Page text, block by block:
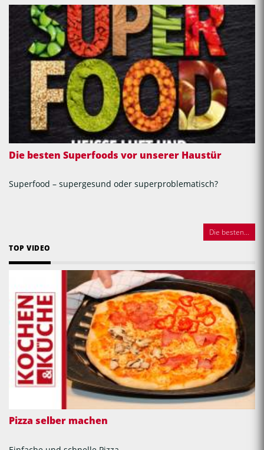
Die besten Superfoods vor unserer Haustür
Superfood – supergesund oder superproblematisch?
Die besten...
TOP VIDEO
Pizza selber machen